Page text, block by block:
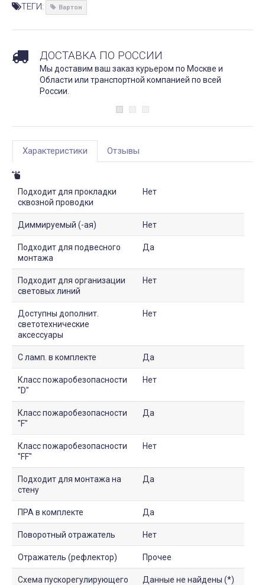
ТЕГИ: Вартон
ДОСТАВКА ПО РОССИИ
Мы доставим ваш заказ курьером по Москве и
Области или транспортной компанией по всей
России.
Характеристики Отзывы
Подходит для прокладки
сквозной проводки
Нет
Диммируемый (-ая) Нет
Подходит для подвесного
монтажа
Да
Подходит для организации
световых линий
Нет
Доступны дополнит.
светотехнические
аксессуары
Нет
С ламп. в комплекте Да
Класс пожаробезопасности
"D"
Нет
Класс пожаробезопасности
"F"
Да
Класс пожаробезопасности
"FF"
Нет
Подходит для монтажа на
стену
Да
ПРА в комплекте Да
Поворотный отражатель Нет
Отражатель (рефлектор) Прочее
Схема пускорегулирующего Данные не найдены (*)